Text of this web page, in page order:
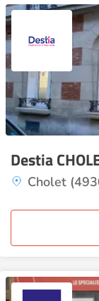
Destia
Cholet